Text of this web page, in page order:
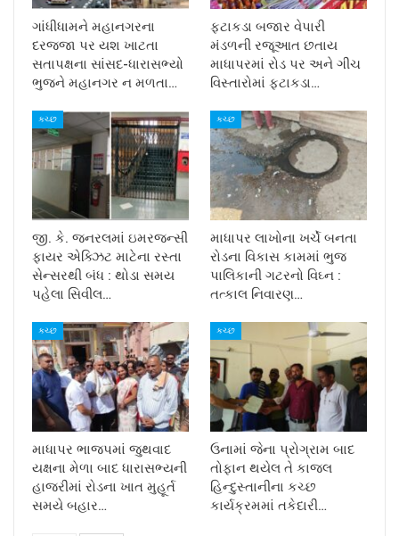
ગાંધીધામને મહાનગરના
દરજજા પર યશ ખાટતા
સતાપક્ષના સાંસદ-ધારાસભ્યો
ભુજને મહાનગર ન મળતા…
ફટાકડા બજાર વેપારી
મંડળની રજૂઆત છતાય
માધાપરમાં રોડ પર અને ગીચ
વિસ્તારોમાં ફટાકડા…
કચ્છ
જી. કે. જનરલમાં ઇમરજન્સી
ફાયર એક્ઝિટ માટેના રસ્તા
સેન્સરથી બંધ : થોડા સમય
પહેલા સિવીલ…
કચ્છ
માધાપર લાખોના ખર્ચે બનતા
રોડના વિકાસ કામમાં ભુજ
પાલિકાની ગટરનો વિઘ્ન :
તત્કાલ નિવારણ…
કચ્છ
માધાપર ભાજપમાં જુથવાદ
યક્ષના મેળા બાદ ધારાસભ્યની
હાજરીમાં રોડના ખાત મુહૂર્ત
સમયે બહાર…
કચ્છ
ઉનામાં જેના પ્રોગ્રામ બાદ
તોફાન થયેલ તે કાજલ
હિન્દુસ્તાનીના કચ્છ
કાર્યક્રમમાં તકેદારી…